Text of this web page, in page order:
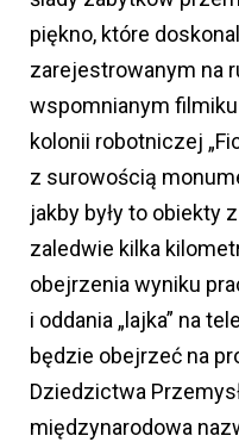
piękno, które
zarejestrowanym na
wspomnianym
kolonii robotniczej
z surowością
jakby były to obiekty
zaledwie kilka
obejrzenia wyniku
i oddania „lajka” na
będzie obejrzeć na
Dziedzictwa
międzynarodowa